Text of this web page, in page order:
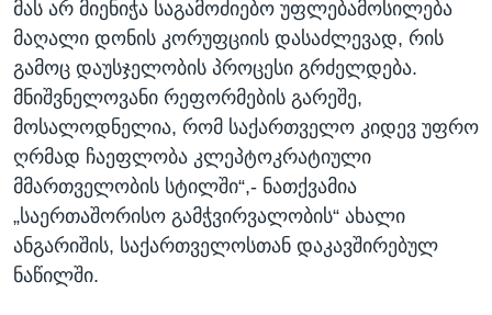
მას არ მიენიჭა საგამოძიებო უფლებამოსილება
მაღალი დონის კორუფციის დასაძლევად, რის
გამოც დაუსჯელობის პროცესი გრძელდება.
მნიშვნელოვანი რეფორმების გარეშე,
მოსალოდნელია, რომ საქართველო კიდევ უფრო
ღრმად ჩაეფლობა კლეპტოკრატიული
მმართველობის სტილში“,- ნათქვამია
„საერთაშორისო გამჭვირვალობის“ ახალი
ანგარიშის, საქართველოსთან დაკავშირებულ
ნაწილში.